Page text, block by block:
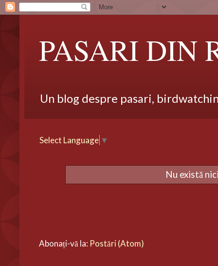
PASARI DIN
Un blog despre pasari,
Select Language ▼
Nu există
Abonați-vă la: Postări (Atom)